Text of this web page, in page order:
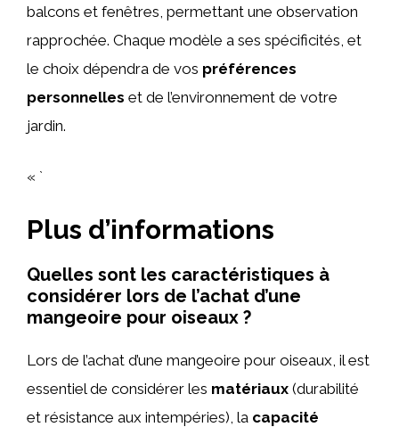
balcons et fenêtres, permettant une observation
rapprochée. Chaque modèle a ses spécificités, et
le choix dépendra de vos préférences
personnelles et de l’environnement de votre
jardin.
« `
Plus d’informations
Quelles sont les caractéristiques à
considérer lors de l’achat d’une
mangeoire pour oiseaux ?
Lors de l’achat d’une mangeoire pour oiseaux, il est
essentiel de considérer les matériaux (durabilité
et résistance aux intempéries), la capacité